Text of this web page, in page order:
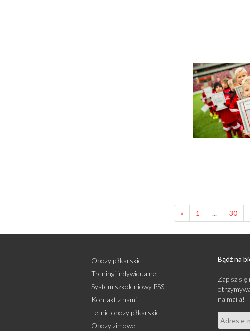
« 1 ... 30
Obozy piłkarskie
Treningi indywidualne
System szkoleniowy PSS
Kontakt z nami
Letnie obozy piłkarskie
Obozy zimowe
Bądź na
Zapisz się
na maila!